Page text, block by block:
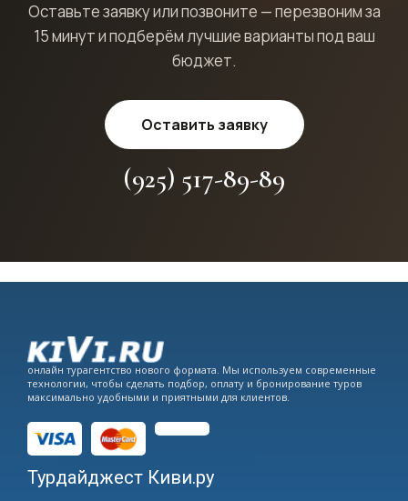
Оставьте заявку или позвоните — перезвоним за
15 минут и подберём лучшие варианты под ваш
бюджет.
Оставить заявку
(925) 517-89-89
онлайн турагентство нового формата. Мы используем современные
технологии, чтобы сделать подбор, оплату и бронирование туров
максимально удобными и приятными для клиентов.
Турдайджест Киви.ру